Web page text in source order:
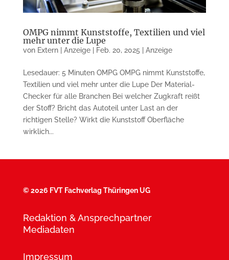
OMPG nimmt Kunststoffe, Textilien und viel
mehr unter die Lupe
von Extern | Anzeige| Feb. 20, 2025 Anzeige
Lesedauer: 5 Minuten OMPG OMPG nimmt Kunststoffe,
Textilien und viel mehr unter die Lupe Der Material-
Checker für alle Branchen Bei welcher Zugkraft reißt
der Stoff? Bricht das Autoteil unter Last an der
richtigen Stelle? Wirkt die Kunststoff Oberfläche
wirklich...
©2026 FVT Fachverlag Thüringen UG
Redaktion & Ansprechpartner
Mediadaten
Impressum